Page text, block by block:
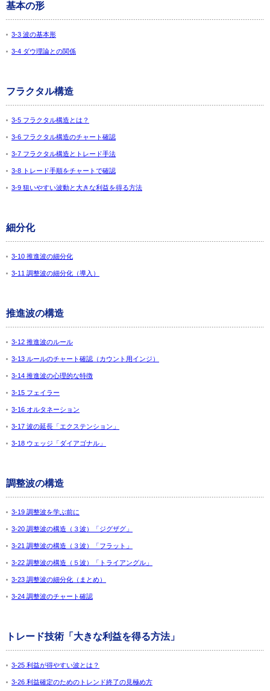
基本の形
3-3 波の基本形
3-4 ダウ理論との関係
フラクタル構造
3-5 フラクタル構造とは？
3-6 フラクタル構造のチャート確認
3-7 フラクタル構造とトレード手法
3-8 トレード手順をチャートで確認
3-9 狙いやすい波動と大きな利益を得る方法
細分化
3-10 推進波の細分化
3-11 調整波の細分化（導入）
推進波の構造
3-12 推進波のルール
3-13 ルールのチャート確認（カウント用インジ）
3-14 推進波の心理的な特徴
3-15 フェイラー
3-16 オルタネーション
3-17 波の延長「エクステンション」
3-18 ウェッジ「ダイアゴナル」
調整波の構造
3-19 調整波を学ぶ前に
3-20 調整波の構造（３波）「ジグザグ」
3-21 調整波の構造（３波）「フラット」
3-22 調整波の構造（５波）「トライアングル」
3-23 調整波の細分化（まとめ）
3-24 調整波のチャート確認
トレード技術「大きな利益を得る方法」
3-25 利益が得やすい波とは？
3-26 利益確定のためのトレンド終了の見極め方